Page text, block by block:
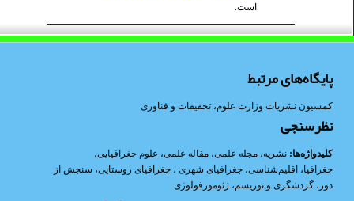
است.
پایگاه‌های مرتبط
کمسیون نشریات وزارت علوم، تحقیقات و فناوری
نظرسنجی
کلیدواژه‌ها:نشریه،مجله علمی، مقاله علمی، علوم جغرافیایی،
جغرافیا،اقلیم‌شناسی، جغرافیای شهری،جغرافیای روستایی، سنجش از
دور،گردشگری و توریسم،ژئومورفولوژی